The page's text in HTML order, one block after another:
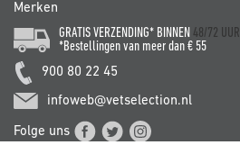
Merken
GRATIS VERZENDING* BINNEN 48/72 UUR
*Bestellingen van meer dan € 55
900 80 22 45
infoweb@vetselection.nl
Folge uns